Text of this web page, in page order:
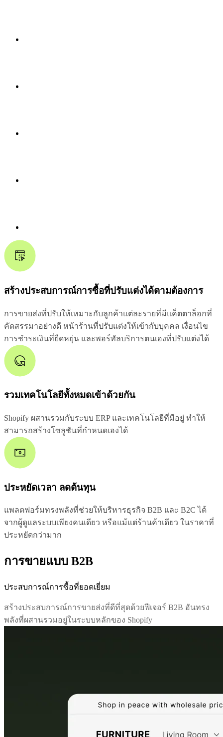
สร้างประสบการณ์การซื้อที่ปรับแต่งได้ตามต้องการ
การขายส่งที่ปรับให้เหมาะกับลูกค้าแต่ละรายที่มีแค็ตตาล็อกที่
คัดสรรมาอย่างดี หน้าร้านที่ปรับแต่งให้เข้ากับบุคคล เงื่อนไข
การชำระเงินที่ยืดหยุ่น และพอร์ทัลบริการตนเองที่ปรับแต่งได้
รวมเทคโนโลยีทั้งหมดเข้าด้วยกัน
Shopify ผสานรวมกับระบบ ERP และเทคโนโลยีที่มีอยู่ ทำให้
สามารถสร้างโซลูชันที่กำหนดเองได้
ประหยัดเวลา ลดต้นทุน
แพลตฟอร์มทรงพลังที่ช่วยให้บริหารธุรกิจ B2B และ B2C ได้
จากผู้ดูแลระบบเพียงคนเดียว หรือแม้แต่ร้านค้าเดียว ในราคาที่
ประหยัดกว่ามาก
การขายแบบ B2B
ประสบการณ์การซื้อที่ยอดเยี่ยม
สร้างประสบการณ์การขายส่งที่ดีที่สุดด้วยฟีเจอร์ B2B อันทรง
พลังที่ผสานรวมอยู่ในระบบหลักของ Shopify